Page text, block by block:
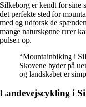
Silkeborg er kendt for sine
det perfekte sted for
med og udforsk de
mange naturskønne ruter
pulsen op.
“Mountainbiking i
Skovene byder på
og landskabet er
Landevejscykling i